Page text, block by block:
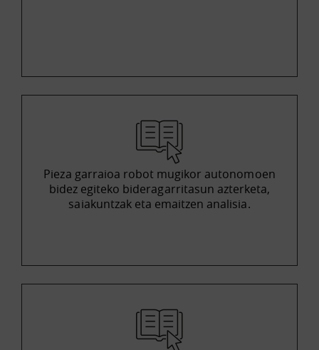
Pieza garraioa robot mugikor autonomoen
bidez egiteko bideragarritasun azterketa,
saiakuntzak eta emaitzen analisia.